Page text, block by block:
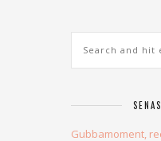
Gubbamoment,